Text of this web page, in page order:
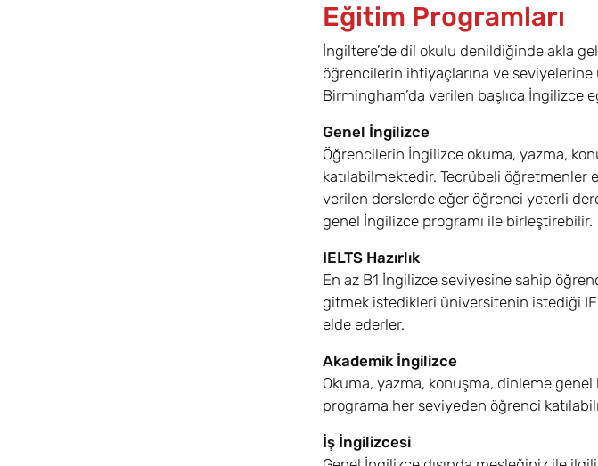
Eğitim Programları
İngiltere’de dil okulu denildiğinde akla
öğrencilerin ihtiyaçlarına ve
Birmingham’da verilen başlıca İngilizce
Genel İngilizce
Öğrencilerin İngilizce okuma, yazma,
katılabilmektedir. Tecrübeli öğretmenler
verilen derslerde eğer öğrenci yeterli
genel İngilizce programı ile birleştirebilir.
IELTS Hazırlık
En az B1 İngilizce seviyesine sahip
gitmek istedikleri üniversitenin istediği
elde ederler.
Akademik İngilizce
Okuma, yazma, konuşma, dinleme
programa her seviyeden öğrenci
İş İngilizcesi